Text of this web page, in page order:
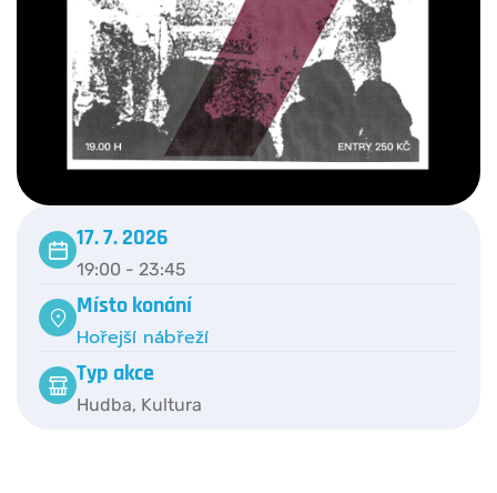
17. 7. 2026
19:00 - 23:45
Místo konání
Hořejší nábřeží
Typ akce
Hudba, Kultura